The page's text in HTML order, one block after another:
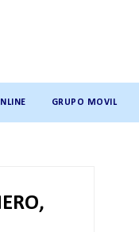
GRUPO MOVIL